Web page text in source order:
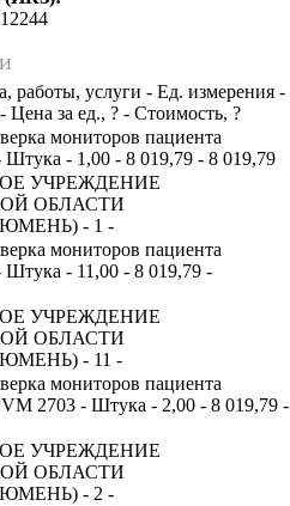
работы, услуги - Ед. измерения -
Цена за ед., ? - Стоимость, ?
мониторов пациента
- 1,00 - 8 019,79 - 8 019,79
УЧРЕЖДЕНИЕ
ОБЛАСТИ
- 1 -
мониторов пациента
- 11,00 - 8 019,79 -
УЧРЕЖДЕНИЕ
ОБЛАСТИ
- 11 -
мониторов пациента
2703 - Штука - 2,00 - 8 019,79 -
УЧРЕЖДЕНИЕ
ОБЛАСТИ
- 2 -